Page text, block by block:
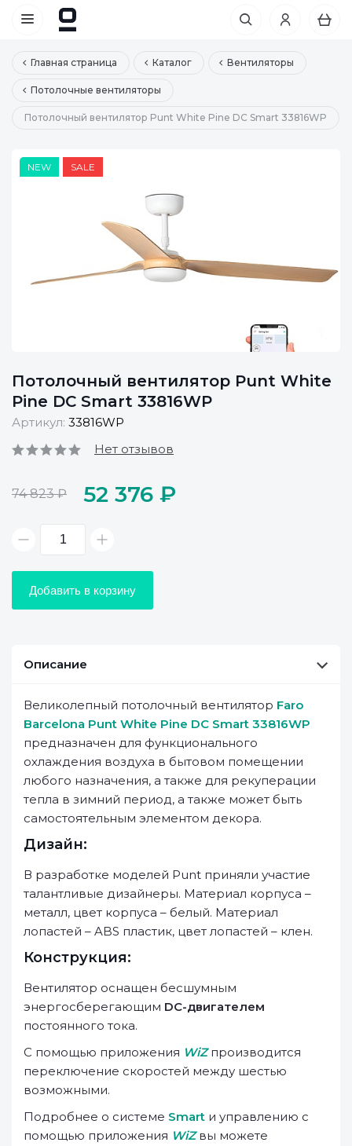
Главная страница Каталог Вентиляторы
Потолочные вентиляторы
Потолочный вентилятор Punt White Pine DC Smart 33816WP
NEW SALE
Потолочный вентилятор Punt White
Pine DC Smart 33816WP
Артикул: 33816WP
Нет отзывов
74 823 ₽ 52 376 ₽
Добавить в корзину
Описание
Великолепный потолочный вентилятор Faro
Barcelona Punt White Pine DC Smart 33816WP
предназначен для функционального
охлаждения воздуха в бытовом помещении
любого назначения, а также для рекуперации
тепла в зимний период, а также может быть
самостоятельным элементом декора.
Дизайн:
В разработке моделей Punt приняли участие
талантливые дизайнеры. Материал корпуса –
металл, цвет корпуса – белый. Материал
лопастей – ABS пластик, цвет лопастей – клен.
Конструкция:
Вентилятор оснащен бесшумным
энергосберегающим DC-двигателем
постоянного тока.
С помощью приложения WiZпроизводится
переключение скоростей между шестью
возможными.
Подробнее о системе Smart и управлению с
помощью приложения WiZвы можете